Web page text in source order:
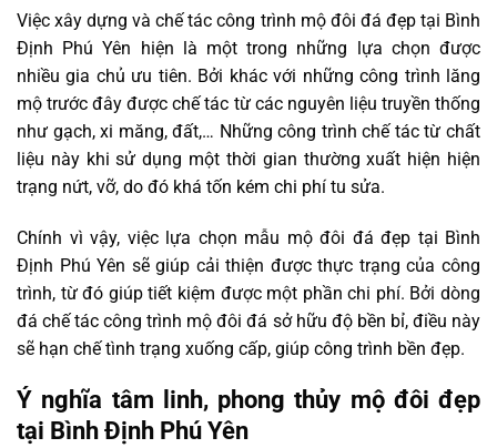
Việc xây dựng và chế tác công trình mộ đôi đá đẹp tại Bình
Định Phú Yên hiện là một trong những lựa chọn được
nhiều gia chủ ưu tiên. Bởi khác với những công trình lăng
mộ trước đây được chế tác từ các nguyên liệu truyền thống
như gạch, xi măng, đất,… Những công trình chế tác từ chất
liệu này khi sử dụng một thời gian thường xuất hiện hiện
trạng nứt, vỡ, do đó khá tốn kém chi phí tu sửa.
Chính vì vậy, việc lựa chọn mẫu mộ đôi đá đẹp tại Bình
Định Phú Yên sẽ giúp cải thiện được thực trạng của công
trình, từ đó giúp tiết kiệm được một phần chi phí. Bởi dòng
đá chế tác công trình mộ đôi đá sở hữu độ bền bỉ, điều này
sẽ hạn chế tình trạng xuống cấp, giúp công trình bền đẹp.
Ý nghĩa tâm linh, phong thủy mộ đôi đẹp
tại Bình Định Phú Yên